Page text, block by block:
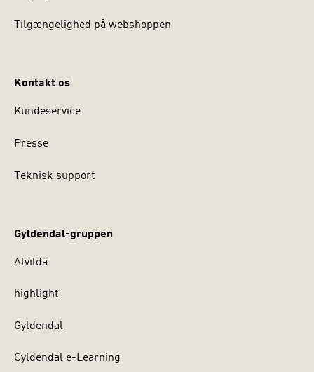
Tilgængelighed på webshoppen
Kontakt os
Kundeservice
Presse
Teknisk support
Gyldendal-gruppen
Alvilda
highlight
Gyldendal
Gyldendal e-Learning